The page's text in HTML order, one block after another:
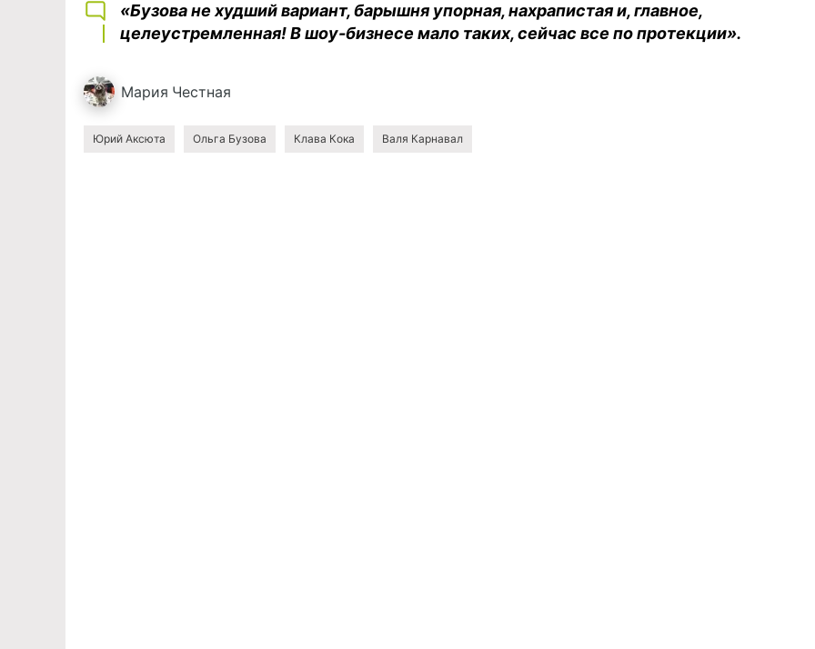
«Бузова не худший вариант, барышня упорная, нахрапистая и, главное,
целеустремленная! В шоу-бизнесе мало таких, сейчас все по протекции».
Мария Честная
Юрий Аксюта Ольга Бузова Клава Кока Валя Карнавал